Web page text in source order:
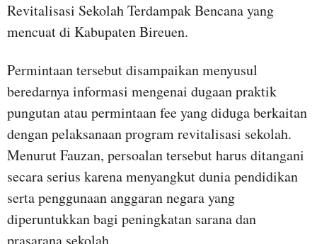
Revitalisasi Sekolah Terdampak Bencana yang
mencuat di Kabupaten Bireuen.
Permintaan tersebut disampaikan menyusul
beredarnya informasi mengenai dugaan praktik
pungutan atau permintaan fee yang diduga berkaitan
dengan pelaksanaan program revitalisasi sekolah.
Menurut Fauzan, persoalan tersebut harus ditangani
secara serius karena menyangkut dunia pendidikan
serta penggunaan anggaran negara yang
diperuntukkan bagi peningkatan sarana dan
prasarana sekolah.